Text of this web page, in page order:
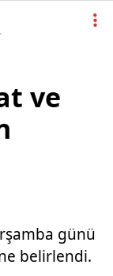
ve
günü
belirlendi.